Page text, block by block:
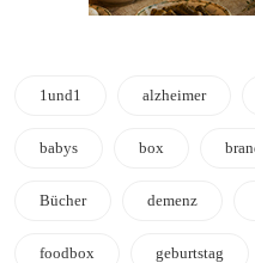
1und1 alzheimer
babys box
Bücher demenz
foodbox geburtstag